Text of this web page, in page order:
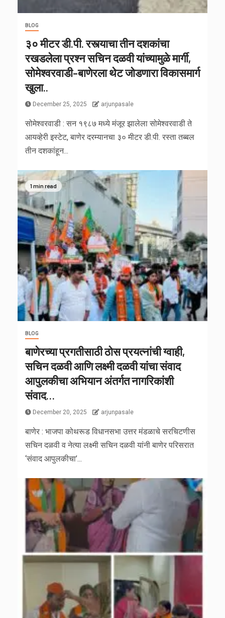
BLOG
३० मीटर डी.पी. रस्त्याचा तीन दशकांचा
रखडलेला प्रश्न सचिन दळवी यांच्यामुळे मार्गी,
सोमेश्वरवाडी–बाणेरला थेट जोडणारा विकासमार्ग
खुला..
December 25, 2025 arjunpasale
सोमेश्वरवाडी : सन १९८७ मध्ये मंजूर झालेला सोमेश्वरवाडी ते
आयव्हेरी इस्टेट, बाणेर दरम्यानचा ३० मीटर डी.पी. रस्ता तब्बल
तीन दशकांहून...
1 min read
BLOG
बाणेरच्या प्रगतीसाठी ठोस प्रयत्नांची ग्वाही,
सचिन दळवी आणि लक्ष्मी दळवी यांचा संवाद
आपुलकीचा अभियान अंतर्गत नागरिकांशी
संवाद…
December 20, 2025 arjunpasale
बाणेर : भाजपा कोथरूड विधानसभा उत्तर मंडळाचे सरचिटणीस
सचिन दळवी व नेत्या लक्ष्मी सचिन दळवी यांनी बाणेर परिसरात
‘संवाद आपुलकीचा’...